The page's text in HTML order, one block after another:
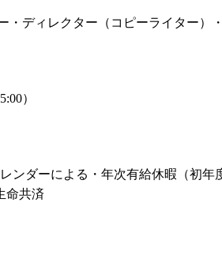
・ディレクター（コピーライター）
）
ンダーによる・年次有給休暇（初年
命共済